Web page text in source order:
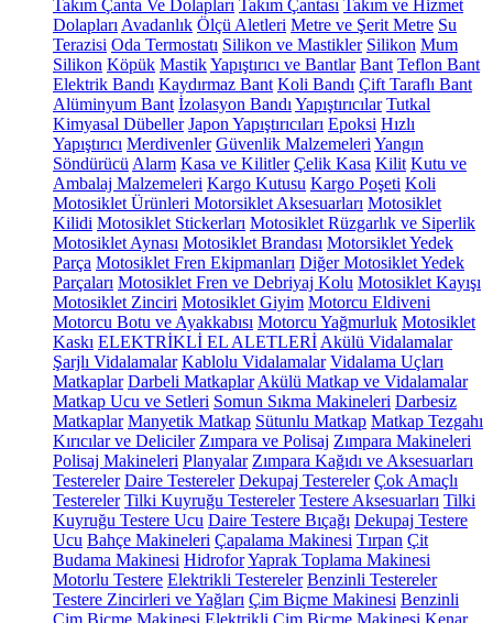
Takım Çanta Ve Dolapları Takım Çantası Takım ve Hizmet
Dolapları Avadanlık Ölçü Aletleri Metre ve Şerit Metre Su
Terazisi Oda Termostatı Silikon ve Mastikler Silikon Mum
Silikon Köpük MastikYapıştırıcı ve Bantlar Bant Teflon Bant
Elektrik Bandı Kaydırmaz Bant Koli Bandı Çift Taraflı Bant
Alüminyum Bant İzolasyon Bandı Yapıştırıcılar Tutkal
Kimyasal Dübeller Japon Yapıştırıcıları Epoksi Hızlı
Yapıştırıcı Merdivenler Güvenlik Malzemeleri Yangın
Söndürücü Alarm Kasa ve Kilitler Çelik Kasa Kilit Kutu ve
Ambalaj Malzemeleri Kargo Kutusu Kargo Poşeti Koli
Motosiklet Ürünleri Motorsiklet Aksesuarları Motosiklet
Kilidi Motosiklet Stickerları Motosiklet Rüzgarlık ve Siperlik
Motosiklet Aynası Motosiklet Brandası Motorsiklet Yedek
Parça Motosiklet Fren Ekipmanları Diğer Motosiklet Yedek
Parçaları Motosiklet Fren ve Debriyaj Kolu Motosiklet Kayışı
Motosiklet Zinciri Motosiklet Giyim Motorcu Eldiveni
Motorcu Botu ve Ayakkabısı Motorcu Yağmurluk Motosiklet
Kaskı ELEKTRİKLİ EL ALETLERİ Akülü Vidalamalar
Şarjlı Vidalamalar Kablolu Vidalamalar Vidalama Uçları
Matkaplar Darbeli Matkaplar Akülü Matkap ve Vidalamalar
Matkap Ucu ve Setleri Somun Sıkma Makineleri Darbesiz
Matkaplar Manyetik Matkap Sütunlu Matkap Matkap Tezgahı
Kırıcılar ve Deliciler Zımpara ve Polisaj Zımpara Makineleri
Polisaj Makineleri Planyalar Zımpara Kağıdı ve Aksesuarları
Testereler Daire Testereler Dekupaj Testereler Çok Amaçlı
Testereler Tilki Kuyruğu Testereler Testere Aksesuarları Tilki
Kuyruğu Testere Ucu Daire Testere Bıçağı Dekupaj Testere
Ucu Bahçe Makineleri Çapalama Makinesi Tırpan Çit
Budama Makinesi HidroforYaprak Toplama Makinesi
Motorlu Testere Elektrikli Testereler Benzinli Testereler
Testere Zincirleri ve Yağları Çim Biçme Makinesi Benzinli
Çim Biçme Makinesi Elektrikli Çim Biçme Makinesi Kenar